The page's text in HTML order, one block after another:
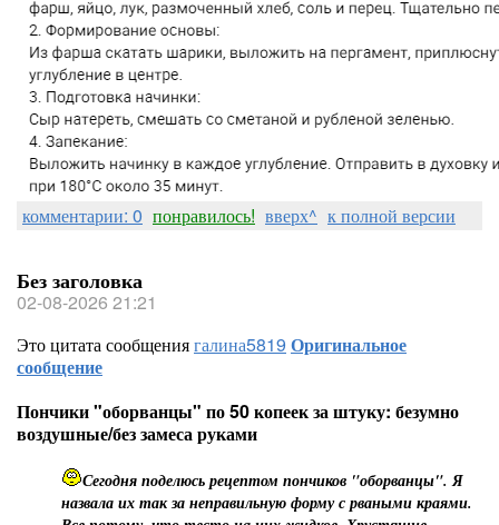
комментарии: 0 понравилось! вверх^ к полной версии
Без заголовка
02-08-2026 21:21
Это цитата сообщениягалина5819 Оригинальное
сообщение
Пончики "оборванцы" по 50 копеек за штуку: безумно
воздушные/без замеса руками
Сегодня поделюсь рецептом пончиков "оборванцы". Я
назвала их так за неправильную форму с рваными краями.